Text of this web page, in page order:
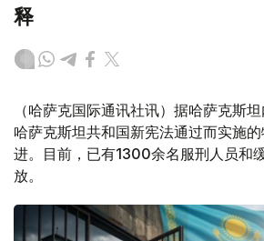
释
（哈萨克国际通讯社讯）据哈萨克斯
哈萨克斯坦共和国新宪法通过而实施
进。目前，已有1300余名服刑人员和
放。